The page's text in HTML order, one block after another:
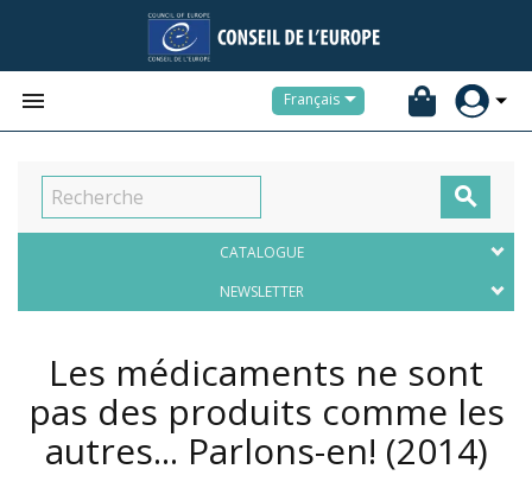
 Français

CATALOGUE
NEWSLETTER
Les médicaments ne sont
pas des produits comme les
autres... Parlons-en! (2014)